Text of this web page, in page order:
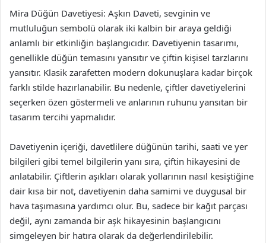
Mira Düğün Davetiyesi: Aşkın Daveti, sevginin ve
mutluluğun sembolü olarak iki kalbin bir araya geldiği
anlamlı bir etkinliğin başlangıcıdır. Davetiyenin tasarımı,
genellikle düğün temasını yansıtır ve çiftin kişisel tarzlarını
yansıtır. Klasik zarafetten modern dokunuşlara kadar birçok
farklı stilde hazırlanabilir. Bu nedenle, çiftler davetiyelerini
seçerken özen göstermeli ve anlarının ruhunu yansıtan bir
tasarım tercihi yapmalıdır.
Davetiyenin içeriği, davetlilere düğünün tarihi, saati ve yer
bilgileri gibi temel bilgilerin yanı sıra, çiftin hikayesini de
anlatabilir. Çiftlerin aşıkları olarak yollarının nasıl kesiştiğine
dair kısa bir not, davetiyenin daha samimi ve duygusal bir
hava taşımasına yardımcı olur. Bu, sadece bir kağıt parçası
değil, aynı zamanda bir aşk hikayesinin başlangıcını
simgeleyen bir hatıra olarak da değerlendirilebilir.